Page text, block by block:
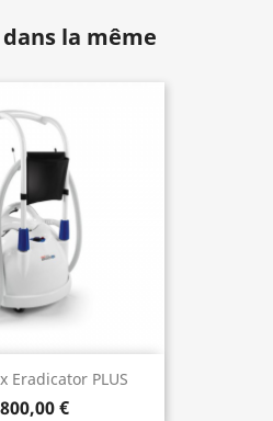
la même
Eradicator PLUS
€